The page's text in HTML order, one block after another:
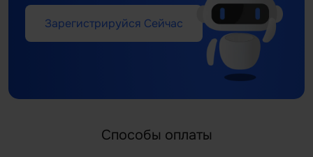
Зарегистрируйся Сейчас
Способы оплаты